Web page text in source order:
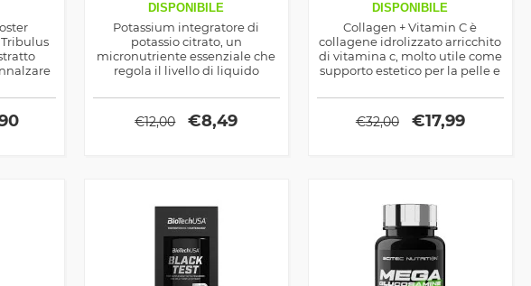
DISPONIBILE
Potassium integratore di
potassio citrato, un
micronutriente essenziale che
regola il livello di liquido
muscolare, è quindi
importante nello sport
€12,00 €8,49
DISPONIBILE
Collagen + Vitamin C è
collagene idrolizzato arricchito
di vitamina c, molto utile come
supporto estetico per la pelle e
connettivi
€32,00 €17,99